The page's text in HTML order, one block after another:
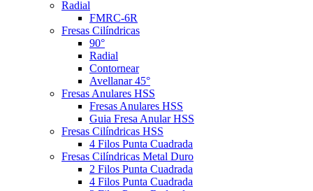
Radial
FMRC-6R
Fresas Cilíndricas
90°
Radial
Contornear
Avellanar 45°
Fresas Anulares HSS
Fresas Anulares HSS
Guia Fresa Anular HSS
Fresas Cilíndricas HSS
4 Filos Punta Cuadrada
Fresas Cilíndricas Metal Duro
2 Filos Punta Cuadrada
4 Filos Punta Cuadrada